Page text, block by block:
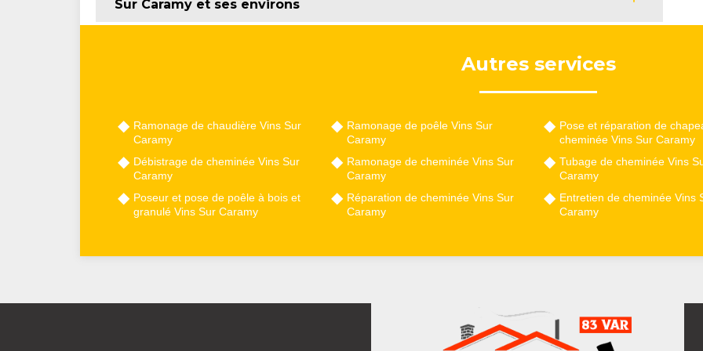
Sur Caramy et ses environs
Autres services
Ramonage de chaudière Vins Sur
Caramy
Débistrage de cheminée Vins Sur
Caramy
Poseur et pose de poêle à bois et
granulé Vins Sur Caramy
Ramonage de poêle Vins Sur
Caramy
Ramonage de cheminée Vins Sur
Caramy
Réparation de cheminée Vins Sur
Caramy
Pose et réparation de
cheminée Vins Sur Caramy
Tubage de cheminée Vins
Caramy
Entretien de cheminée Vins
Caramy